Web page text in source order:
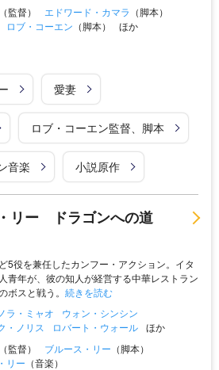
（監督） エドワード・カマラ （脚本）
ロブ・コーエン （脚本） ほか
愛妻
ロブ・コーエン監督、脚本
音楽 小説原作
リー ドラゴンへの道
5役を兼任したカンフー・アクション。イタ
青年が、彼の知人が経営する中華レストラン
ボスと戦う。 続きを読む
ラ・ミャオ
ウォン・シンシン
・ノリス ロバート・ウォール ほか
（監督） ブルース・リー （脚本）
リー （音楽）